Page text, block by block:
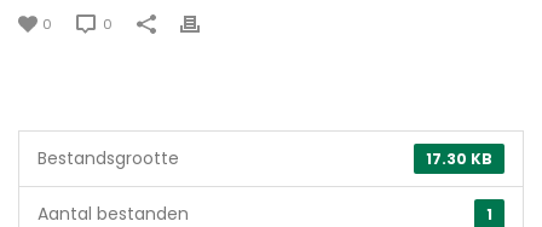
0 0
17.30 KB
Bestandsgrootte
1
Aantal bestanden